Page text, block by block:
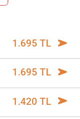
1.695 TL
1.695 TL
1.420 TL